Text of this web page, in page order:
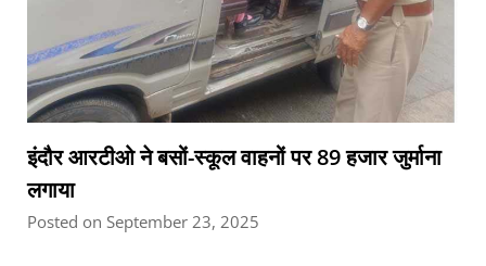
इंदौर आरटीओ ने बसों-स्कूल वाहनों पर 89 हजार जुर्माना
लगाया
Posted on September 23, 2025